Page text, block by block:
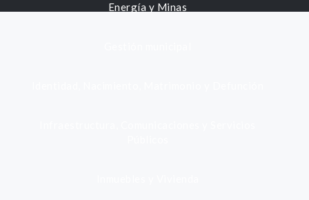
Energía y Minas